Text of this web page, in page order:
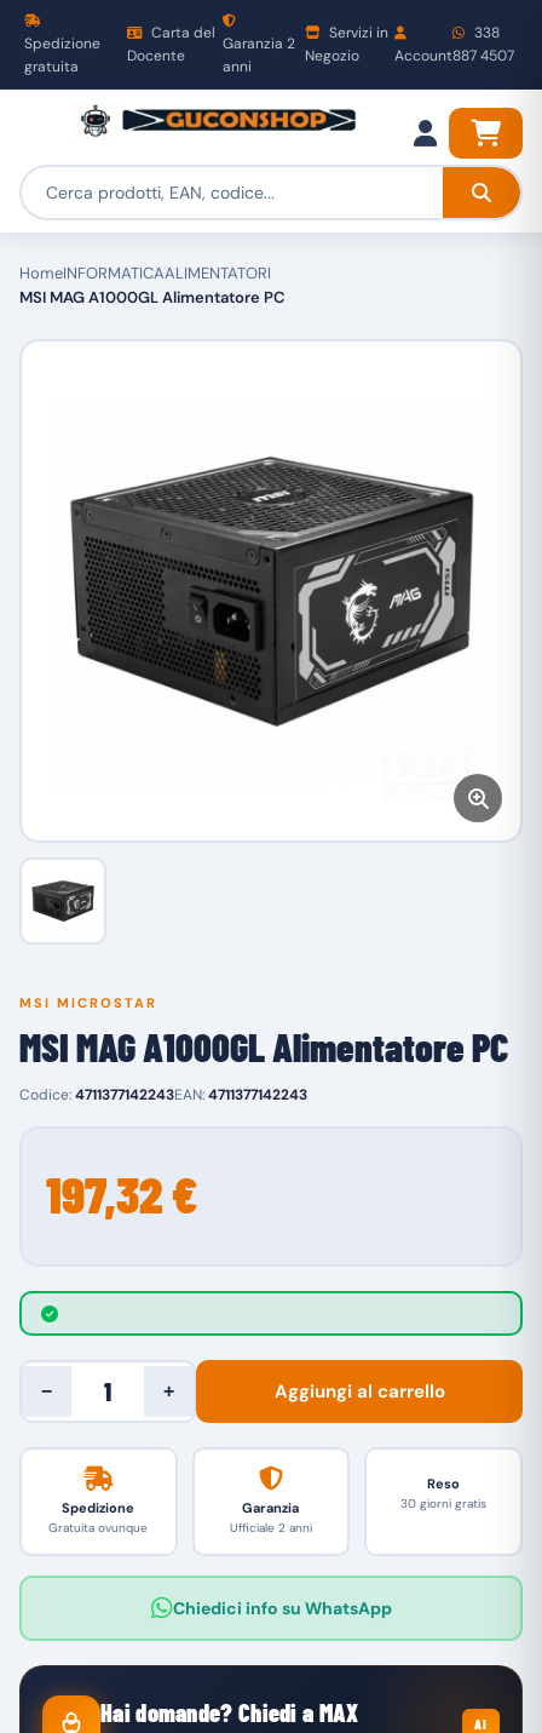
Spedizione
gratuita
Carta del
Docente
Garanzia 2
anni
Servizi in
Negozio
Account
338
887 4507
HomeINFORMATICAALIMENTATORI
MSI MAG A1000GL Alimentatore PC
MSI MICROSTAR
MSI MAG A1000GL Alimentatore PC
Codice:4711377142243EAN:4711377142243
197,32 €
− + Aggiungi al carrello
Spedizione
Gratuita ovunque
Garanzia
Ufficiale 2 anni
Reso
30 giorni gratis
Chiedici info su WhatsApp
Hai domande? Chiedi a MAX AI